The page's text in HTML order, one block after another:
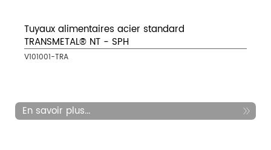
Tuyaux alimentaires acier standard
TRANSMETAL® NT - SPH
V101001-TRA
En savoir plus...